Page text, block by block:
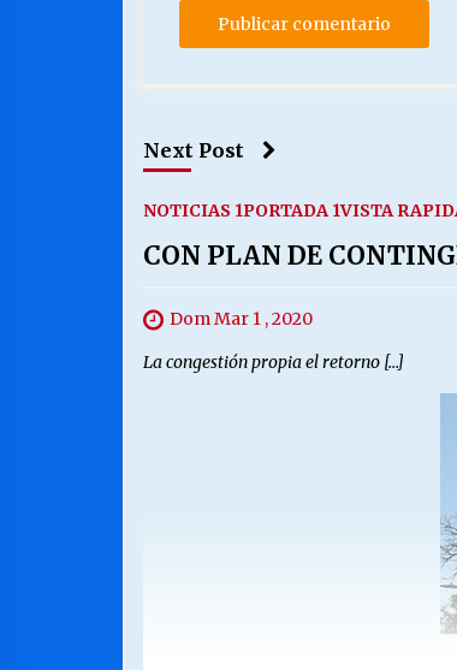
Next Post
NOTICIAS 1PORTADA 1VISTA
CON PLAN DE
Dom Mar 1 , 2020
La congestión propia el retorno […]